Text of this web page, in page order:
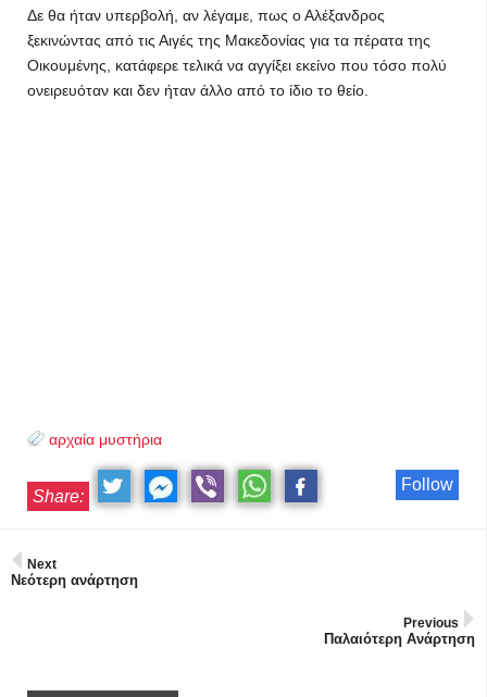
Δε θα ήταν υπερβολή, αν λέγαμε, πως ο Αλέξανδρος
ξεκινώντας από τις Αιγές της Μακεδονίας για τα πέρατα της
Οικουμένης, κατάφερε τελικά να αγγίξει εκείνο που τόσο πολύ
ονειρευόταν και δεν ήταν άλλο από το ίδιο το θείο.
αρχαία μυστήρια
Follow
Share:
Next
Νεότερη ανάρτηση
Previous
Παλαιότερη Ανάρτηση